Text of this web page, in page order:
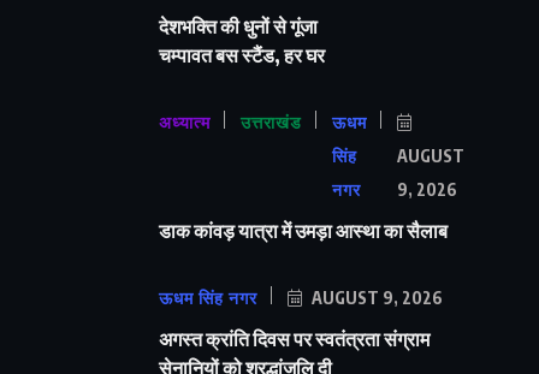
देशभक्ति की धुनों से गूंजा
चम्पावत बस स्टैंड, हर घर
अध्यात्म उत्तराखंड
ऊधम
सिंह
नगर
AUGUST
9, 2026
डाक कांवड़ यात्रा में उमड़ा आस्था का सैलाब
ऊधम सिंह नगर AUGUST 9, 2026
अगस्त क्रांति दिवस पर स्वतंत्रता संग्राम
सेनानियों को श्रद्धांजलि दी